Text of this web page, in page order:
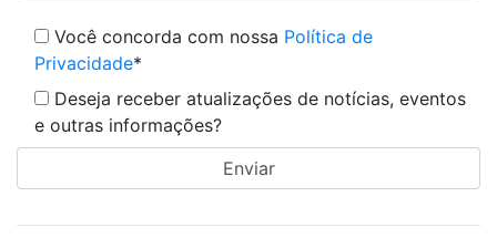
Você concorda com nossa Política de
Privacidade*
Deseja receber atualizações de notícias, eventos
e outras informações?